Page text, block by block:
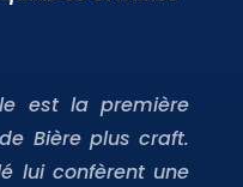
est la première
Bière plus craft.
lui confèrent une